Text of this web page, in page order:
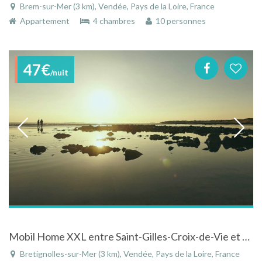
Brem-sur-Mer (3 km), Vendée, Pays de la Loire, France
Appartement
4 chambres 10 personnes
47€/nuit
Mobil Home XXL entre Saint-Gilles-Croix-de-Vie et Les Sables d’Olonne
Bretignolles-sur-Mer (3 km), Vendée, Pays de la Loire, France